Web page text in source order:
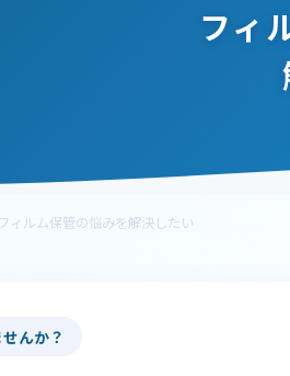
フィ
フィルム保管の悩みを解決したい
んか？